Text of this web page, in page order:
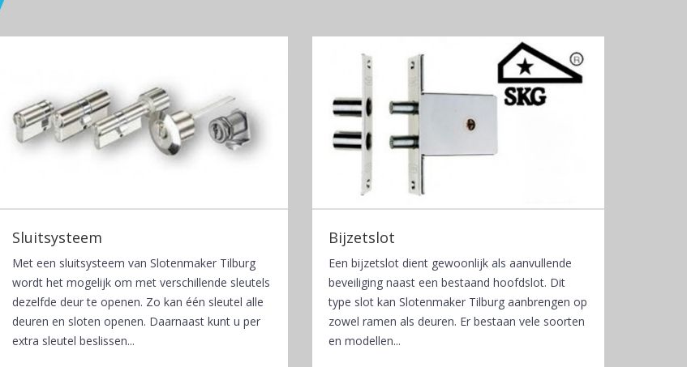
Sluitsysteem
Met een sluitsysteem van Slotenmaker Tilburg
wordt het mogelijk om met verschillende sleutels
dezelfde deur te openen. Zo kan één sleutel alle
deuren en sloten openen. Daarnaast kunt u per
extra sleutel beslissen...
Bijzetslot
Een bijzetslot dient gewoonlijk als aanvullende
beveiliging naast een bestaand hoofdslot. Dit
type slot kan Slotenmaker Tilburg aanbrengen op
zowel ramen als deuren. Er bestaan vele soorten
en modellen...